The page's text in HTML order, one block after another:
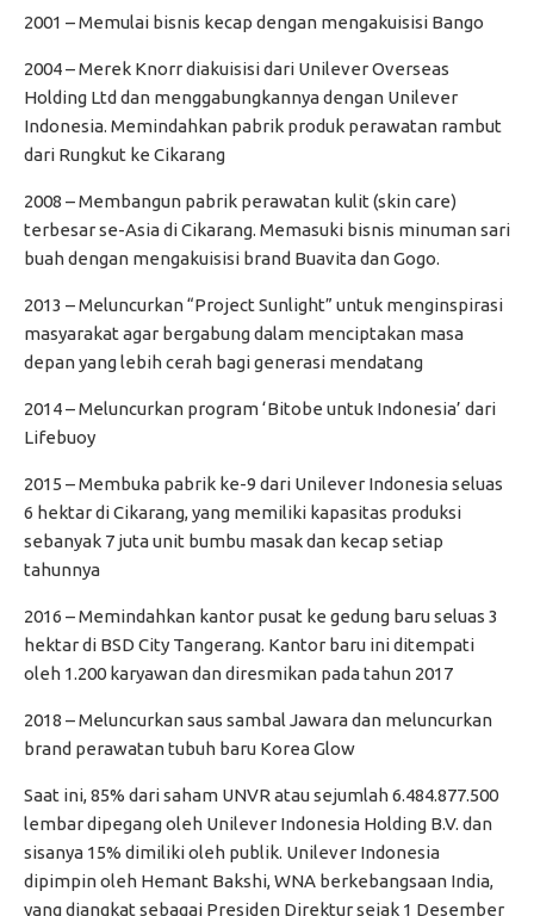
2001 – Memulai bisnis kecap dengan mengakuisisi Bango
2004 – Merek Knorr diakuisisi dari Unilever Overseas
Holding Ltd dan menggabungkannya dengan Unilever
Indonesia. Memindahkan pabrik produk perawatan rambut
dari Rungkut ke Cikarang
2008 – Membangun pabrik perawatan kulit (skin care)
terbesar se-Asia di Cikarang. Memasuki bisnis minuman sari
buah dengan mengakuisisi brand Buavita dan Gogo.
2013 – Meluncurkan “Project Sunlight” untuk menginspirasi
masyarakat agar bergabung dalam menciptakan masa
depan yang lebih cerah bagi generasi mendatang
2014 – Meluncurkan program ‘Bitobe untuk Indonesia’ dari
Lifebuoy
2015 – Membuka pabrik ke-9 dari Unilever Indonesia seluas
6 hektar di Cikarang, yang memiliki kapasitas produksi
sebanyak 7 juta unit bumbu masak dan kecap setiap
tahunnya
2016 – Memindahkan kantor pusat ke gedung baru seluas 3
hektar di BSD City Tangerang. Kantor baru ini ditempati
oleh 1.200 karyawan dan diresmikan pada tahun 2017
2018 – Meluncurkan saus sambal Jawara dan meluncurkan
brand perawatan tubuh baru Korea Glow
Saat ini, 85% dari saham UNVR atau sejumlah 6.484.877.500
lembar dipegang oleh Unilever Indonesia Holding B.V. dan
sisanya 15% dimiliki oleh publik. Unilever Indonesia
dipimpin oleh Hemant Bakshi, WNA berkebangsaan India,
yang diangkat sebagai Presiden Direktur sejak 1 Desember